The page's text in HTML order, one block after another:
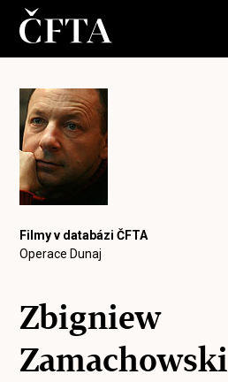
Filmy v databázi ČFTA
Operace Dunaj
Zbigniew
Zamachowski